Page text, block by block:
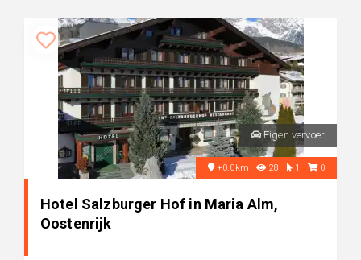
Eigen vervoer
+0.0km 28 1 0
Hotel Salzburger Hof in Maria Alm,
Oostenrijk